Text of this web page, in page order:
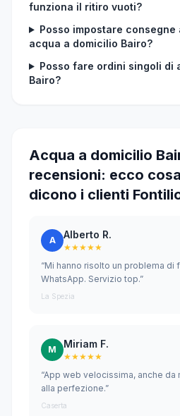
funziona il ritiro vuoti?
Posso impostare consegne
acqua a domicilio Bairo?
Posso fare ordini singoli di
Bairo?
Acqua a domicilio
recensioni: ecco cosa
dicono i clienti
A Alberto R.
★★★★★
“Mi hanno risolto un problema di
WhatsApp. Servizio top.”
La Spezia
M Miriam F.
★★★★★
“App web velocissima, anche
alla perfezione.”
Caserta